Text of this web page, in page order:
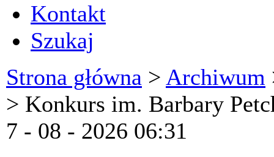
Kontakt
Szukaj
Strona główna > Archiwum
> Konkurs im. Barbary
7 - 08 - 2026 06:31